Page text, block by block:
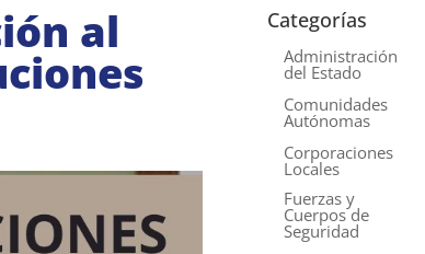
al Categorías
Administración
del Estado
Comunidades
Autónomas
Corporaciones
Locales
Fuerzas y
Cuerpos de
Seguridad